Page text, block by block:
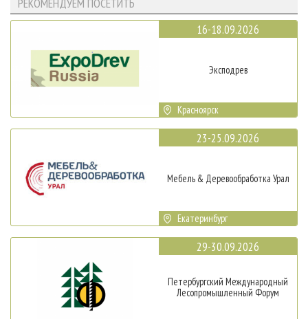
РЕКОМЕНДУЕМ ПОСЕТИТЬ
16-18.09.2026
Эксподрев
Красноярск
23-25.09.2026
Мебель & Деревообработка Урал
Екатеринбург
29-30.09.2026
Петербургский Международный
Лесопромышленный Форум